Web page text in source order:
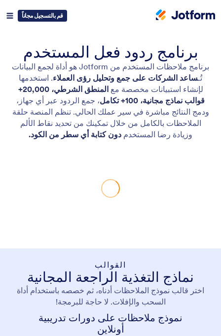
قم بالتسجيل مجاناً
برنامج ردود فعل المستخدم
برنامج ملاحظات المستخدم من Jotform هو أداة لجمع البيانات
تُـساعد الشركات على جمع وتحليل رؤى العملاء. استخدمها
لإنشاء استبيانات مخصصة مع
المنطق الشرطي، 20,000+
قوالب نماذج مجانية، 100+ تكامل
، جمع الردود عبر أي جهاز،
ودمج النتائج مباشرة في سير عملك الحالي. تنظم المنصة حلقة
الملاحظات بالكامل من خلال تمكينك من تحديد نقاط الألم
وزيادة رضا المستخدم دون كتابة أي سطر من الكود.
القوالب
نماذج التغذية الراجعة المجانية
اختر قالب نموذج الملاحظات أدناه، ثم خصصه باستخدام أداة
السحب والإفلات. لا حاجة للبرمجة!
نموذج ملاحظات على دورات تدريبية
أونلاين